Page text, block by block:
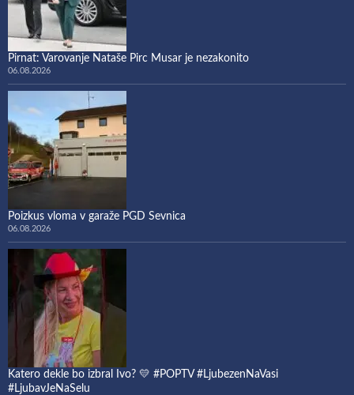
Pirnat: Varovanje Nataše Pirc Musar je nezakonito
06.08.2026
Poizkus vloma v garaže PGD Sevnica
06.08.2026
Katero dekle bo izbral Ivo? 💛 #POPTV #LjubezenNaVasi
#LjubavJeNaSelu